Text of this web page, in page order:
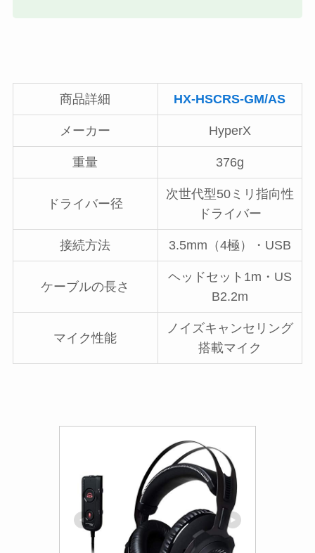
商品詳細 HX-HSCRS-GM/AS
メーカー HyperX
重量 376g
ドライバー径
次世代型50ミリ指向性
ドライバー
接続方法 3.5mm（4極）・USB
ケーブルの長さ
ヘッドセット1m・US
B2.2m
マイク性能
ノイズキャンセリング
搭載マイク